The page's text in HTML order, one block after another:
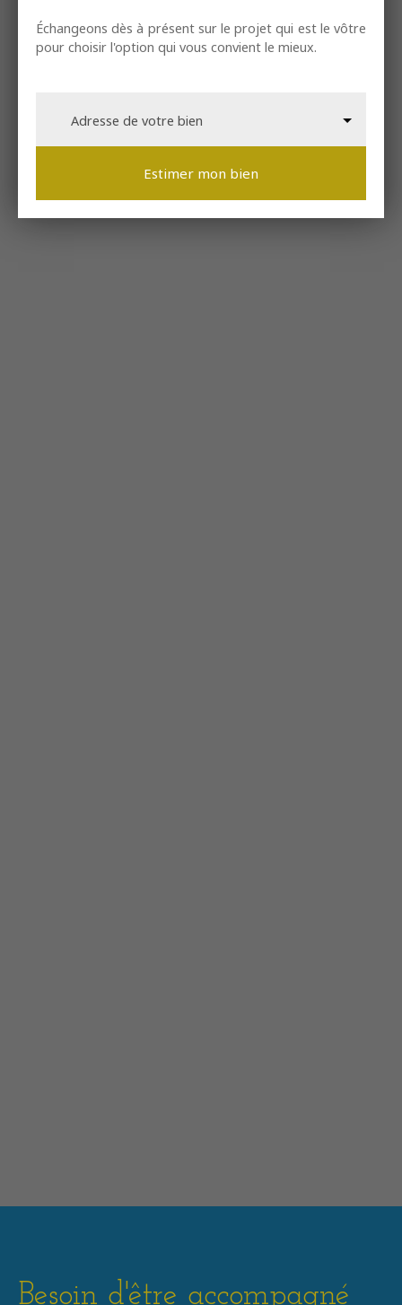
Échangeons dès à présent sur le projet qui est le vôtre
pour choisir l'option qui vous convient le mieux.
Adresse de votre bien
Estimer mon bien
Besoin d'être accompagné